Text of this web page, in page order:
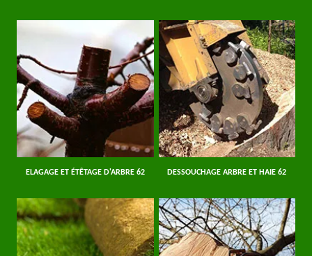
ELAGAGE ET ÉTÊTAGE D'ARBRE 62 DESSOUCHAGE ARBRE ET HAIE 62